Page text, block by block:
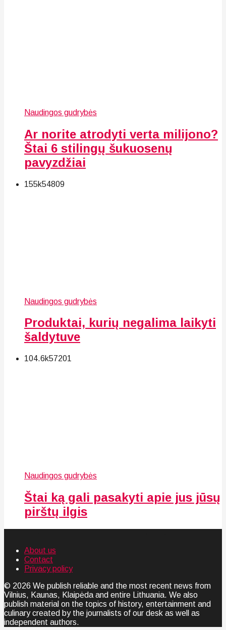
Naudingos gudrybės
Ar norite atrodyti verta milijono?
Štai 6 stilingų šukuosenų
pavyzdžiai
155k54809
Naudingos gudrybės
Produktai, kurių negalima laikyti
šaldytuve
104.6k57201
Naudingos gudrybės
Štai ką gali pasakyti apie jus jūsų
pirštų ilgis
About us
Contact
Privacy policy
© 2026 We publish reliable and the most recent news from
Vilnius, Kaunas, Klaipėda and entire Lithuania. We also
publish material on the topics of history, entertainment and
culinary created by the journalists of our desk as well as
independent authors.